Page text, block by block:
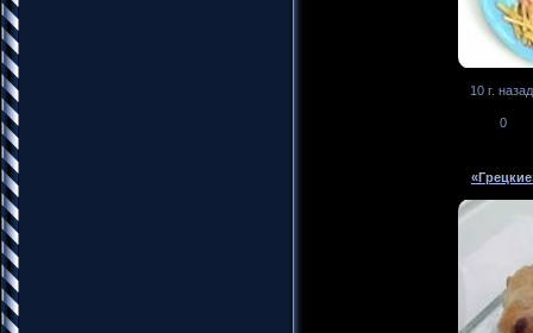
10 г. назад
0